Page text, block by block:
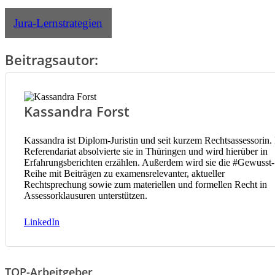
Jura-Lernstrategien
Beitragsautor:
Kassandra Forst
Kassandra ist Diplom-Juristin und seit kurzem Rechtsassessorin.
Referendariat absolvierte sie in Thüringen und wird hierüber in
Erfahrungsberichten erzählen. Außerdem wird sie die #Gewusst-
Reihe mit Beiträgen zu examensrelevanter, aktueller
Rechtsprechung sowie zum materiellen und formellen Recht in
Assessorklausuren unterstützen.
LinkedIn
TOP-Arbeitgeber